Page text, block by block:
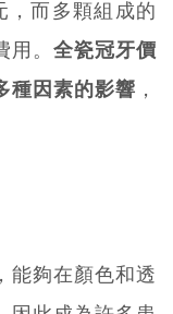
，而多顆組成的
。 全瓷冠牙價
種因素的影響 ，
能夠在顏色和透